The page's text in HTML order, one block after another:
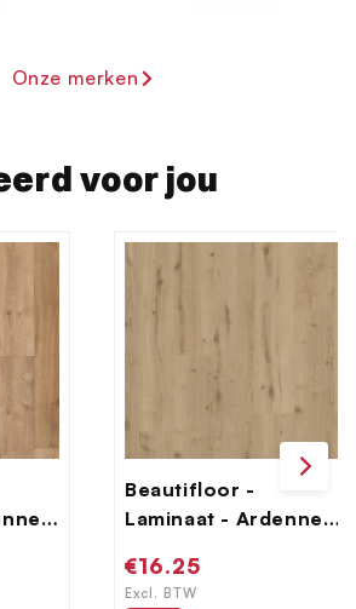
Onze merken
voor jou
Beautifloor -
Laminaat - Ardennen
Normale
prijs
€16.25
Excl. BTW